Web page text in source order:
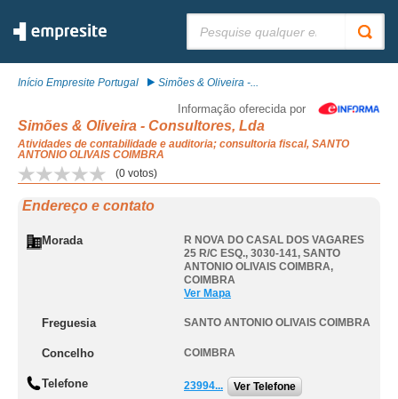
Início Empresite Portugal Simões & Oliveira -...
Informação oferecida por
Simões & Oliveira - Consultores, Lda
Atividades de contabilidade e auditoria; consultoria fiscal, SANTO
ANTONIO OLIVAIS COIMBRA
(0 votos)
Endereço e contato
Morada
R NOVA DO CASAL DOS VAGARES
25 R/C ESQ., 3030-141, SANTO
ANTONIO OLIVAIS COIMBRA,
COIMBRA
Ver Mapa
Freguesia SANTO ANTONIO OLIVAIS COIMBRA
Concelho COIMBRA
Telefone 23994... Ver Telefone